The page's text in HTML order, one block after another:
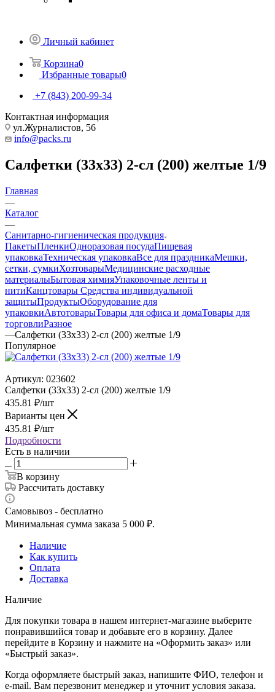
Личный кабинет
Корзина0
Избранные товары0
+7 (843) 200-99-34
Контактная информация
ул.Журналистов, 56
info@packs.ru
Салфетки (33х33) 2-сл (200) желтые 1/9
Главная
—
Каталог
—
Санитарно-гигиеническая продукция
ПакетыПленкиОдноразовая посудаПищевая
упаковкаТехническая упаковкаВсе для праздникаМешки,
сетки, сумкиХозтоварыМедицинские расходные
материалыБытовая химияУпаковочные ленты и
нитиКанцтовары Средства индивидуальной
защитыПродуктыОборудование для
упаковкиАвтотоварыТовары для офиса и домаТовары для
торговлиРазное
—Салфетки (33х33) 2-сл (200) желтые 1/9
Популярное
Артикул: 023602
Салфетки (33х33) 2-сл (200) желтые 1/9
435.81 ₽/шт
Варианты цен
435.81 ₽/шт
Подробности
Есть в наличии
В корзину
Рассчитать доставку
Самовывоз - бесплатно
Минимальная сумма заказа 5 000 ₽.
Наличие
Как купить
Оплата
Доставка
Наличие
Для покупки товара в нашем интернет-магазине выберите
понравившийся товар и добавьте его в корзину. Далее
перейдите в Корзину и нажмите на «Оформить заказ» или
«Быстрый заказ».
Когда оформляете быстрый заказ, напишите ФИО, телефон и
e-mail. Вам перезвонит менеджер и уточнит условия заказа.